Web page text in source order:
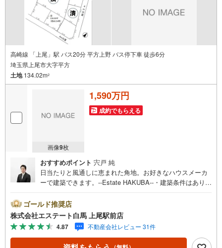
高崎線 「上尾」駅 バス20分 平方上野 バス停下車 徒歩6分
埼玉県上尾市大字平方
土地134.02m2
画像9枚
1,590万円
成約でもらえる
おすすめポイント 宍戸 純
日当たりと風通しに恵まれた角地。お好きなハウスメーカ
ーで建築できます。--Estate HAKUBA--・建築条件はありま
通しに優れた角地。開放感のある住環境です。・ローソン
まで約380m。深夜のちょっとした買物も楽々。・平方小学
校まで約470m。低学年のお子様も通いやすい。Public Rela
tions ----◇白馬グループ施工［白馬の家］のご紹介・断熱
等性能等級5・省エネルギー性能等級6を標準採用。・全棟
ゴールド推奨店
株式会社エステート白馬 上尾駅前店
4.87 不動産会社レビュー 31件